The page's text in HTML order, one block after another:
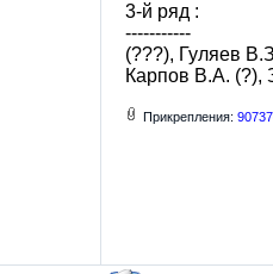
3-й ряд :
-----------
(???), Гуляев
Карпов В.А. (?),
Прикрепления: